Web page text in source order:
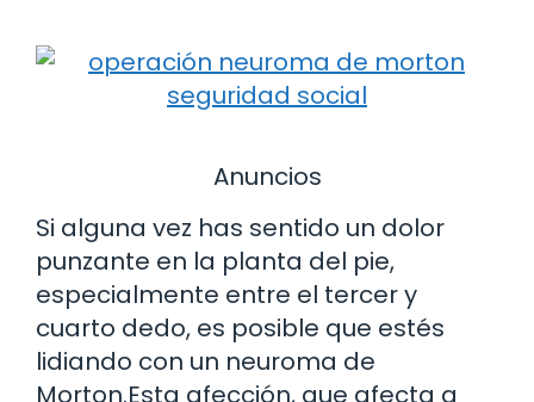
Anuncios
Si alguna vez has sentido un dolor
punzante en la planta del pie,
especialmente entre el tercer y
cuarto dedo, es posible que estés
lidiando con un neuroma de
Morton.Esta afección, que afecta a